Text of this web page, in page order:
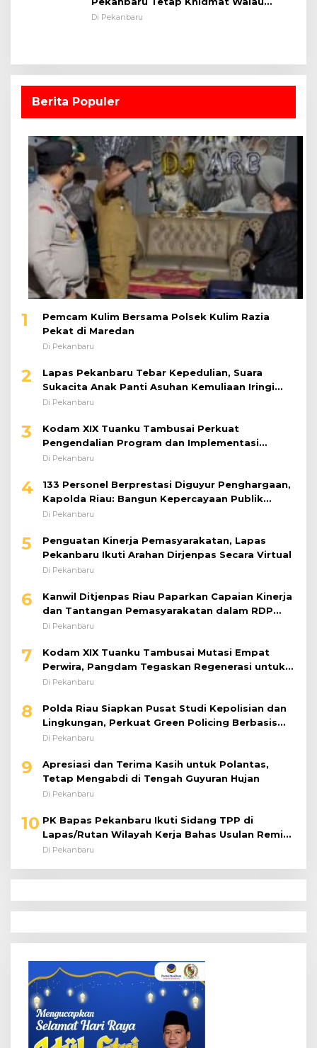
Dalam Ruangan
Di Pekanbaru
Berita Populer
1
Pemcam Kulim Bersama Polsek Kulim Razia
Pekat di Maredan
Di Pekanbaru
2
Lapas Pekanbaru Tebar Kepedulian, Suara
Sukacita Anak Panti Asuhan Kemuliaan Iringi
Bantuan Sosial
Di Pekanbaru
3
Kodam XIX Tuanku Tambusai Perkuat
Pengendalian Program dan Implementasi
Doktrin TNI AD
Di Pekanbaru
4
133 Personel Berprestasi Diguyur Penghargaan,
Kapolda Riau: Bangun Kepercayaan Publik
dengan Karya Nyata
Di Pekanbaru
5
Penguatan Kinerja Pemasyarakatan, Lapas
Pekanbaru Ikuti Arahan Dirjenpas Secara Virtual
Di Pekanbaru
6
Kanwil Ditjenpas Riau Paparkan Capaian Kinerja
dan Tantangan Pemasyarakatan dalam RDP
Bersama Komisi XIII DPR RI
Di Pekanbaru
7
Kodam XIX Tuanku Tambusai Mutasi Empat
Perwira, Pangdam Tegaskan Regenerasi untuk
Perkuat Kinerja Satuan
Di Pekanbaru
8
Polda Riau Siapkan Pusat Studi Kepolisian dan
Lingkungan, Perkuat Green Policing Berbasis
Riset
Di Pekanbaru
9
Apresiasi dan Terima Kasih untuk Polantas,
Tetap Mengabdi di Tengah Guyuran Hujan
Di Pekanbaru
10 PK Bapas Pekanbaru Ikuti Sidang TPP di
Lapas/Rutan Wilayah Kerja Bahas Usulan Remisi
Umum Jelang Hari Kemerdekaan
Di Pekanbaru